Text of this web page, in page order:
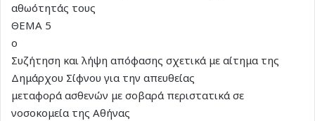
αθωότητάς τους
ΘΕΜΑ 5
ο
Συζήτηση και λήψη απόφασης σχετικά με αίτημα της
Δημάρχου Σίφνου για την απευθείας
μεταφορά ασθενών με σοβαρά περιστατικά σε
νοσοκομεία της Αθήνας